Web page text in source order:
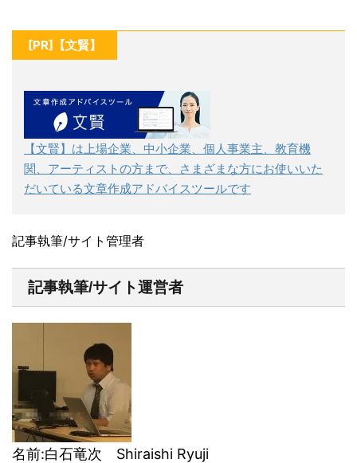
[PR]【文賢】
【文賢】は上場企業、中小企業、個人事業主、教育機
関、アーティストの方まで、さまざまな方にお使いいた
だいている文章作成アドバイスツールです
記事執筆/サイト管理者
記事執筆/サイト運営者
名前:白石竜次 Shiraishi Ryuji